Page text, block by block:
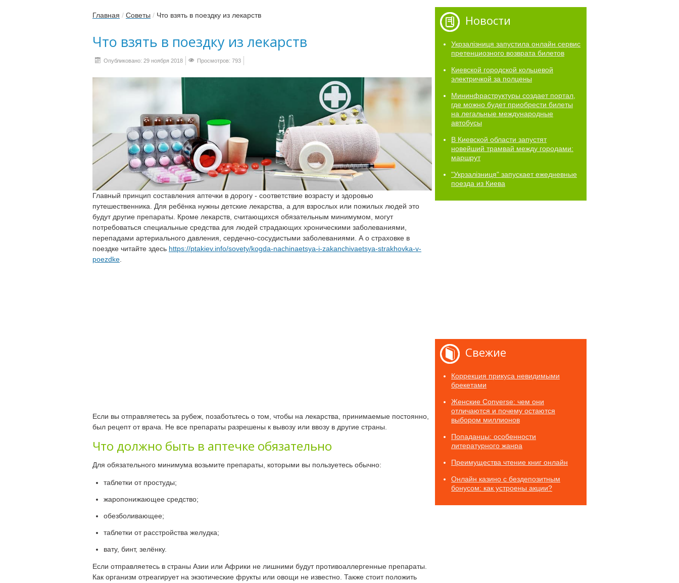
Главная / Советы / Что взять в поездку из лекарств
Что взять в поездку из лекарств
Опубликовано: 29 ноября 2018 Просмотров: 793
Главный принцип составления аптечки в дорогу - соответствие возрасту и здоровью
путешественника. Для ребёнка нужны детские лекарства, а для взрослых или пожилых людей это
будут другие препараты. Кроме лекарств, считающихся обязательным минимумом, могут
потребоваться специальные средства для людей страдающих хроническими заболеваниями,
перепадами артериального давления, сердечно-сосудистыми заболеваниями. А о страховке в
поездке читайте здесь https://ptakiev.info/sovety/kogda-nachinaetsya-i-zakanchivaetsya-strakhovka-v-
poezdke
Если вы отправляетесь за рубеж, позаботьтесь о том, чтобы на лекарства, принимаемые постоянно,
был рецепт от врача. Не все препараты разрешены к вывозу или ввозу в другие страны.
Что должно быть в аптечке обязательно
Для обязательного минимума возьмите препараты, которыми вы пользуетесь обычно:
таблетки от простуды;
жаропонижающее средство;
обезболивающее;
таблетки от расстройства желудка;
вату, бинт, зелёнку.
Если отправляетесь в страны Азии или Африки не лишними будут противоаллергенные препараты.
Как организм отреагирует на экзотические фрукты или овощи не известно. Также стоит положить
Новости
Укрзалізниця запустила онлайн сервис
претенциозного возврата билетов
Киевской городской кольцевой
электричкой за полцены
Мининфраструктуры создает портал,
где можно будет приобрести билеты
на легальные международные
автобусы
В Киевской области запустят
новейший трамвай между городами:
маршрут
"Укрзалізниця" запускает ежедневные
поезда из Киева
Свежие
Коррекция прикуса невидимыми
брекетами
Женские Converse: чем они
отличаются и почему остаются
выбором миллионов
Попаданцы: особенности
литературного жанра
Преимущества чтение книг онлайн
Онлайн казино с бездепозитным
бонусом: как устроены акции?